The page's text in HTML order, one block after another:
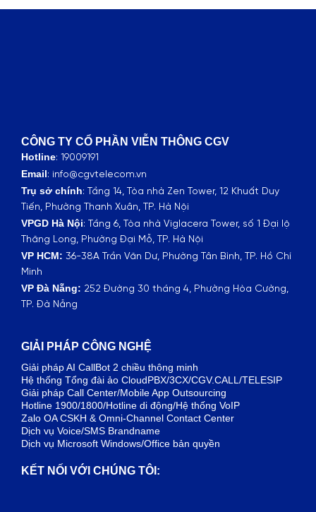
CÔNG TY CỔ PHẦN VIỄN THÔNG CGV
Hotline: 19009191
Email: info@cgvtelecom.vn
Trụ sở chính: Tầng 14, Tòa nhà Zen Tower, 12 Khuất Duy
Tiến, Phường Thanh Xuân, TP. Hà Nội
VPGD Hà Nội: Tầng 6, Tòa nhà Viglacera Tower, số 1 Đại lộ
Thăng Long, Phường Đại Mỗ, TP. Hà Nội
VP HCM: 36-38A Trần Văn Dư, Phường Tân Bình, TP. Hồ Chí
Minh
VP Đà Nẵng: 252 Đường 30 tháng 4, Phường Hòa Cường,
TP. Đà Nẵng
GIẢI PHÁP CÔNG NGHỆ
Giải pháp AI CallBot 2 chiều thông minh
Hệ thống Tổng đài ảo CloudPBX/3CX/CGV.CALL/TELESIP
Giải pháp Call Center/Mobile App Outsourcing
Hotline 1900/1800/Hotline di động/Hệ thống VoIP
Zalo OA CSKH & Omni-Channel Contact Center
Dịch vụ Voice/SMS Brandname
Dịch vụ Microsoft Windows/Office bản quyền
KẾT NỐI VỚI CHÚNG TÔI: